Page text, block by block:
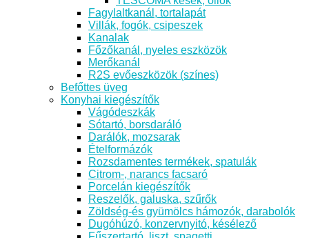
Fagylaltkanál, tortalapát
Villák, fogók, csipeszek
Kanalak
Főzőkanál, nyeles eszközök
Merőkanál
R2S evőeszközök (színes)
Befőttes üveg
Konyhai kiegészítők
Vágódeszkák
Sótartó, borsdaráló
Darálók, mozsarak
Ételformázók
Rozsdamentes termékek, spatulák
Citrom-, narancs facsaró
Porcelán kiegészítők
Reszelők, galuska, szűrők
Zöldség-és gyümölcs hámozók, darabolók
Dugóhúzó, konzervnyitó, késélező